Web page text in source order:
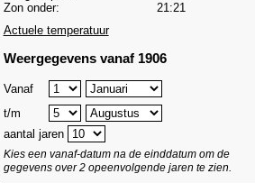
Zon onder:
21:21
Actuele temperatuur
Weergegevens vanaf 1906
Vanaf
t/m
aantal jaren
Kies een vanaf-datum na de einddatum om de
gegevens over 2 opeenvolgende jaren te zien.